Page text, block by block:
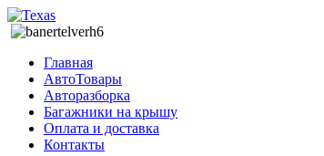
Главная
АвтоТовары
Авторазборка
Багажники на крышу
Оплата и доставка
Контакты